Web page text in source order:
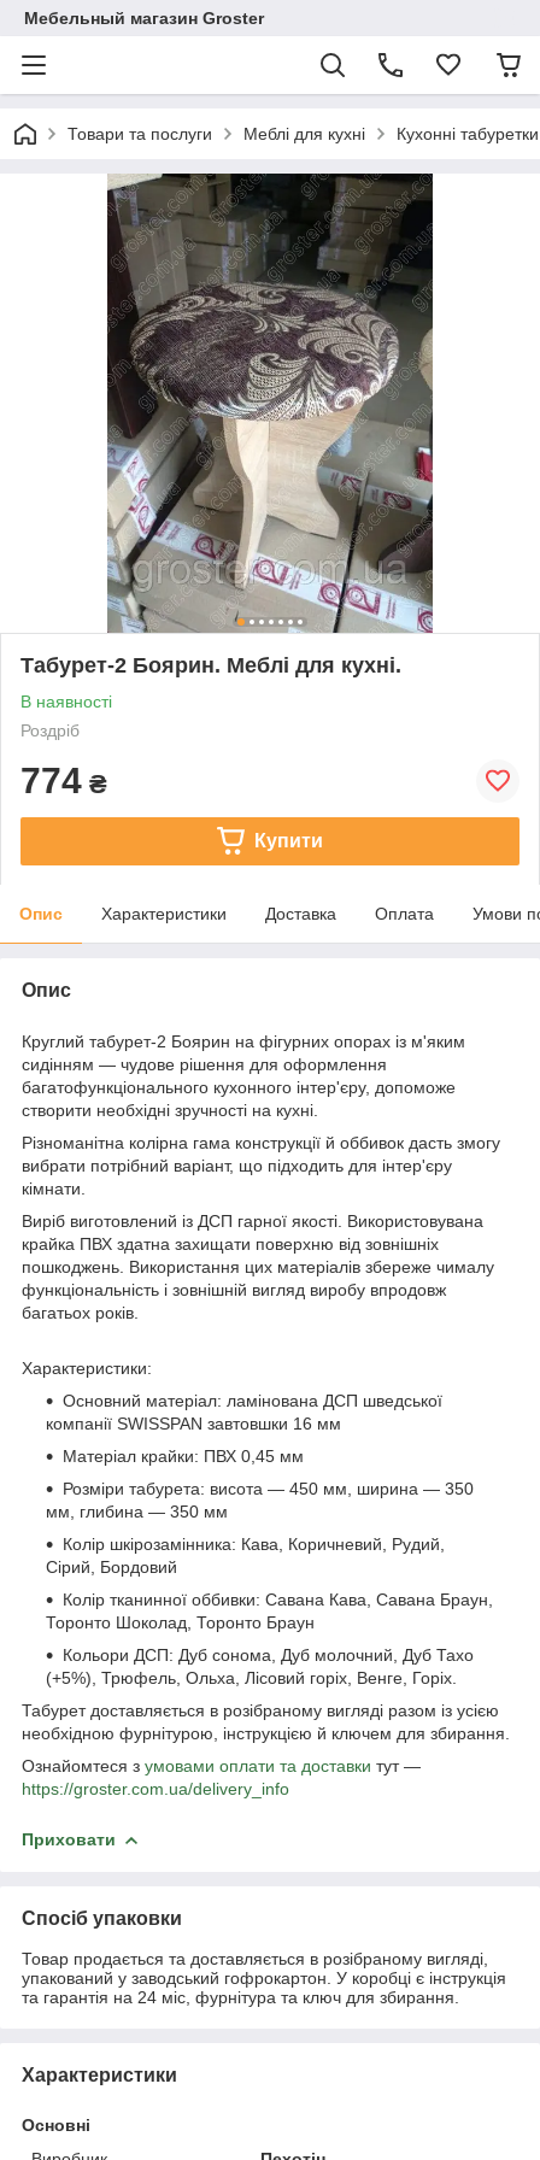
Мебельный магазин Groster
Товари та послуги Меблі для кухні Кухонні табуретки
Табурет-2 Боярин. Меблі для кухні.
В наявності
Роздріб
774 ₴
Купити
Опис Характеристики Доставка Оплата Умови
Опис
Круглий табурет-2 Боярин на фігурних опорах із м'яким
сидінням — чудове рішення для оформлення
багатофункціонального кухонного інтер'єру, допоможе
створити необхідні зручності на кухні.
Різноманітна колірна гама конструкції й оббивок дасть змогу
вибрати потрібний варіант, що підходить для інтер'єру
кімнати.
Виріб виготовлений із ДСП гарної якості. Використовувана
крайка ПВХ здатна захищати поверхню від зовнішніх
пошкоджень. Використання цих матеріалів збереже чималу
функціональність і зовнішній вигляд виробу впродовж
багатьох років.
Характеристики:
Основний матеріал: ламінована ДСП шведської
компанії SWISSPAN завтовшки 16 мм
Матеріал крайки: ПВХ 0,45 мм
Розміри табурета: висота — 450 мм, ширина — 350
мм, глибина — 350 мм
Колір шкірозамінника: Кава, Коричневий, Рудий,
Сірий, Бордовий
Колір тканинної оббивки: Савана Кава, Савана Браун,
Торонто Шоколад, Торонто Браун
Кольори ДСП: Дуб сонома, Дуб молочний, Дуб Тахо
(+5%), Трюфель, Ольха, Лісовий горіх, Венге, Горіх.
Табурет доставляється в розібраному вигляді разом із усією
необхідною фурнітурою, інструкцією й ключем для збирання.
Ознайомтеся з умовами оплати та доставки тут —
https://groster.com.ua/delivery_info
Приховати
Спосіб упаковки
Товар продається та доставляється в розібраному вигляді,
упакований у заводський гофрокартон. У коробці є інструкція
та гарантія на 24 міс, фурнітура та ключ для збирання.
Характеристики
Основні